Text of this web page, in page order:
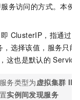
务访问的方式。本例
即 ClusterIP，指通过
，选择该值，服务只能
这也是默认的
务类型为虚拟集群 IP
实例间发现服务